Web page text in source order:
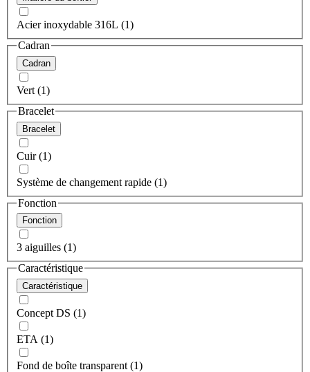
Acier inoxydable 316L (1)
Cadran
Cadran
Vert (1)
Bracelet
Bracelet
Cuir (1)
Système de changement rapide (1)
Fonction
Fonction
3 aiguilles (1)
Caractéristique
Caractéristique
Concept DS (1)
ETA (1)
Fond de boîte transparent (1)